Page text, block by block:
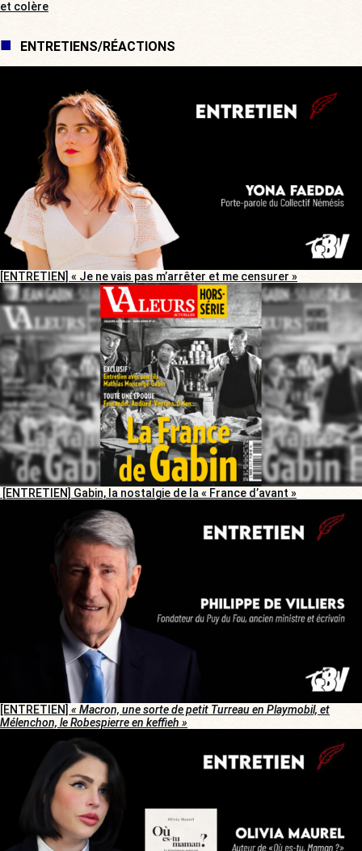
et colère
ENTRETIENS/RÉACTIONS
[ENTRETIEN] « Je ne vais pas m’arrêter et me censurer »
[ENTRETIEN] Gabin, la nostalgie de la « France d’avant »
[ENTRETIEN] « Macron, une sorte de petit Turreau en Playmobil, et
Mélenchon, le Robespierre en keffieh »